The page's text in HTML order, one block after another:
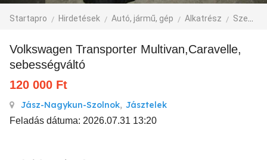
Startapro Hirdetések Autó, jármű, gép Alkatrész Személyautó alkatrész
Volkswagen Transporter Multivan,Caravelle,
sebességváltó
120 000 Ft
Jász-Nagykun-Szolnok, Jásztelek
Feladás dátuma: 2026.07.31 13:20